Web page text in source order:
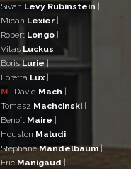
Sivan Levy Rubinstein
Micah Lexier
Robert Longo
Vitas Luckus
BorisLurie|
Loretta Lux
M
David Mach
Tomasz Machcinski
Benoît Maire
Houston Maludi
StéphaneMandelbaum|
Eric Manigaud